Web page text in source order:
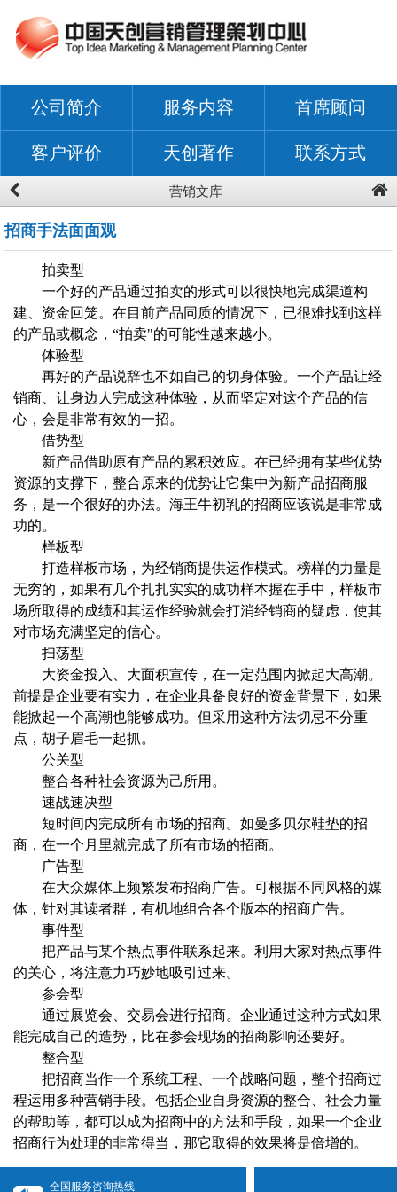
公司简介 服务内容 首席顾问
客户评价 天创著作 联系方式
营销文库
招商手法面面观
拍卖型
一个好的产品通过拍卖的形式可以很快地完成渠道构
建、资金回笼。在目前产品同质的情况下，已很难找到这样
的产品或概念，“拍卖"的可能性越来越小。
体验型
再好的产品说辞也不如自己的切身体验。一个产品让经
销商、让身边人完成这种体验，从而坚定对这个产品的信
心，会是非常有效的一招。
借势型
新产品借助原有产品的累积效应。在已经拥有某些优势
资源的支撑下，整合原来的优势让它集中为新产品招商服
务，是一个很好的办法。海王牛初乳的招商应该说是非常成
功的。
样板型
打造样板市场，为经销商提供运作模式。榜样的力量是
无穷的，如果有几个扎扎实实的成功样本握在手中，样板市
场所取得的成绩和其运作经验就会打消经销商的疑虑，使其
对市场充满坚定的信心。
扫荡型
大资金投入、大面积宣传，在一定范围内掀起大高潮。
前提是企业要有实力，在企业具备良好的资金背景下，如果
能掀起一个高潮也能够成功。但采用这种方法切忌不分重
点，胡子眉毛一起抓。
公关型
整合各种社会资源为己所用。
速战速决型
短时间内完成所有市场的招商。如曼多贝尔鞋垫的招
商，在一个月里就完成了所有市场的招商。
广告型
在大众媒体上频繁发布招商广告。可根据不同风格的媒
体，针对其读者群，有机地组合各个版本的招商广告。
事件型
把产品与某个热点事件联系起来。利用大家对热点事件
的关心，将注意力巧妙地吸引过来。
参会型
通过展览会、交易会进行招商。企业通过这种方式如果
能完成自己的造势，比在参会现场的招商影响还要好。
整合型
把招商当作一个系统工程、一个战略问题，整个招商过
程运用多种营销手段。包括企业自身资源的整合、社会力量
的帮助等，都可以成为招商中的方法和手段，如果一个企业
招商行为处理的非常得当，那它取得的效果将是倍增的。
全国服务咨询热线